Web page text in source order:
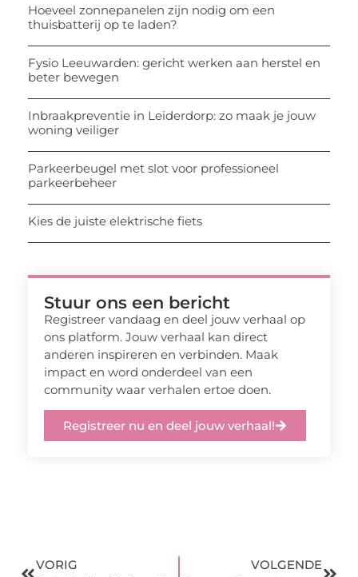
Hoeveel zonnepanelen zijn nodig om een
thuisbatterij op te laden?
Fysio Leeuwarden: gericht werken aan herstel en
beter bewegen
Inbraakpreventie in Leiderdorp: zo maak je jouw
woning veiliger
Parkeerbeugel met slot voor professioneel
parkeerbeheer
Kies de juiste elektrische fiets
Stuur ons een bericht
Registreer vandaag en deel jouw verhaal op
ons platform. Jouw verhaal kan direct
anderen inspireren en verbinden. Maak
impact en word onderdeel van een
community waar verhalen ertoe doen.
Registreer nu en deel jouw verhaal!
VORIG
VOLGENDE